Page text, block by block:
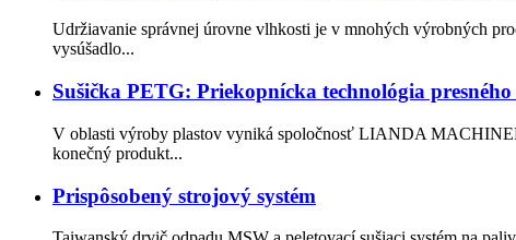
Udržiavanie správnej úrovne vlhkosti je v mnohých výrobných
vysúšadlo...
Sušička PETG: Priekopnícka technológia presného
V oblasti výroby plastov vyniká spoločnosť LIANDA
konečný produkt...
Prispôsobený strojový systém